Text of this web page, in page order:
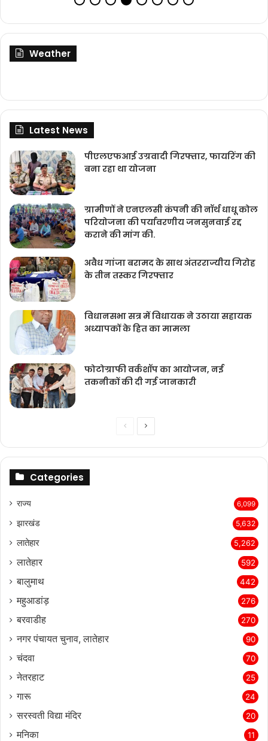
Weather
Latest News
पीएलएफआई उग्रवादी गिरफ्तार, फायरिंग की
बना रहा था योजना
ग्रामीणों ने एनएलसी कंपनी की नॉर्थ धाधू कोल
परियोजना की पर्यावरणीय जनसुनवाई रद्द
कराने की मांग की.
अवैध गांजा बरामद के साथ अंतरराज्यीय गिरोह
के तीन तस्कर गिरफ्तार
विधानसभा सत्र में विधायक ने उठाया सहायक
अध्यापकों के हित का मामला
फोटोग्राफी वर्कशॉप का आयोजन, नई
तकनीकों की दी गई जानकारी
PreviousNext
Categories
राज्‍य 6,099
झारखंड 5,632
लातेहार 5,262
लातेहार 592
बालुमाथ 442
महुआडांड़ 276
बरवाडीह 270
नगर पंचायत चुनाव, लातेहार 90
चंदवा 70
नेतरहाट 25
गारू 24
सरस्‍वती विद्या मंदिर 20
मनिका 11